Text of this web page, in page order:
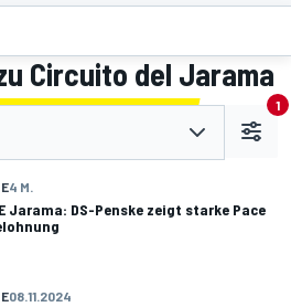
Circuito del Jarama
1
4 M.
Jarama: DS-Penske zeigt starke Pace
08.11.2024